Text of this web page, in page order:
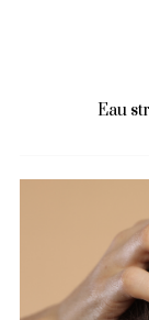
Eau